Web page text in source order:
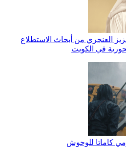
العنجري من أبحاث الاستطلاع
في الكويت
كاماتا للوحوش